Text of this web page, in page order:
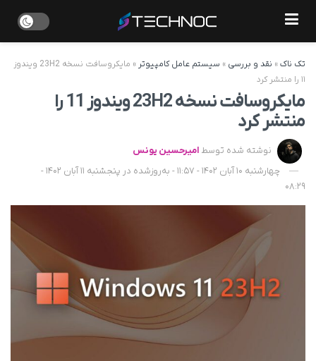
تک ناک» نقد و بررسی » سیستم عامل کامپیوتر »
مایکروسافت نسخه 23H2 ویندوز
۱۱ را منتشر ‌کرد
مایکروسافت نسخه 23H2 ویندوز 11 را
منتشر ‌کرد
نوشته شده توسط امیرحسین یونس
چهارشنبه 10 آبان 1402 - 11:57 - به‌روزشده در پنجشنبه 11 آبان 1402 -
08:29